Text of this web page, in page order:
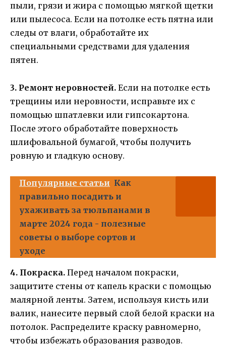
пыли, грязи и жира с помощью мягкой щетки
или пылесоса. Если на потолке есть пятна или
следы от влаги, обработайте их
специальными средствами для удаления
пятен.
3. Ремонт неровностей. Если на потолке есть
трещины или неровности, исправьте их с
помощью шпатлевки или гипсокартона.
После этого обработайте поверхность
шлифовальной бумагой, чтобы получить
ровную и гладкую основу.
Популярные статьи Как
правильно посадить и
ухаживать за тюльпанами в
марте 2024 года - полезные
советы о выборе сортов и
уходе
4. Покраска. Перед началом покраски,
защитите стены от капель краски с помощью
малярной ленты. Затем, используя кисть или
валик, нанесите первый слой белой краски на
потолок. Распределите краску равномерно,
чтобы избежать образования разводов.